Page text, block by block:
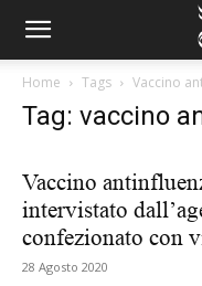
Home Tags Vaccino
Tag: vaccino
Vaccino
intervistato
confezionato con
28 Agosto 2020